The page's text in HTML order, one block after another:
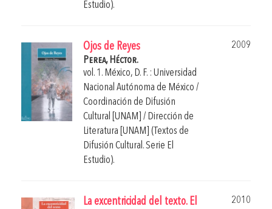
Estudio).
Ojos de Reyes
2009
Perea, Héctor.
vol. 1. México, D. F. : Universidad
Nacional Autónoma de México /
Coordinación de Difusión
Cultural [UNAM] / Dirección de
Literatura [UNAM] (Textos de
Difusión Cultural. Serie El
Estudio).
La excentricidad del texto. El
2010